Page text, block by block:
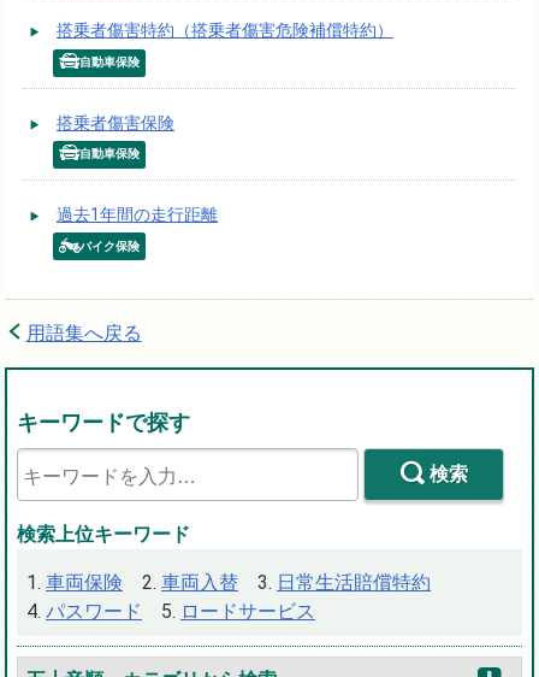
搭乗者傷害特約（搭乗者傷害危険補償特約）
自動車保険
搭乗者傷害保険
自動車保険
過去1年間の走行距離
バイク保険
用語集へ戻る
キーワードで探す
検索
検索上位キーワード
車両保険 車両入替
日常生活賠償特約
パスワード
ロードサービス